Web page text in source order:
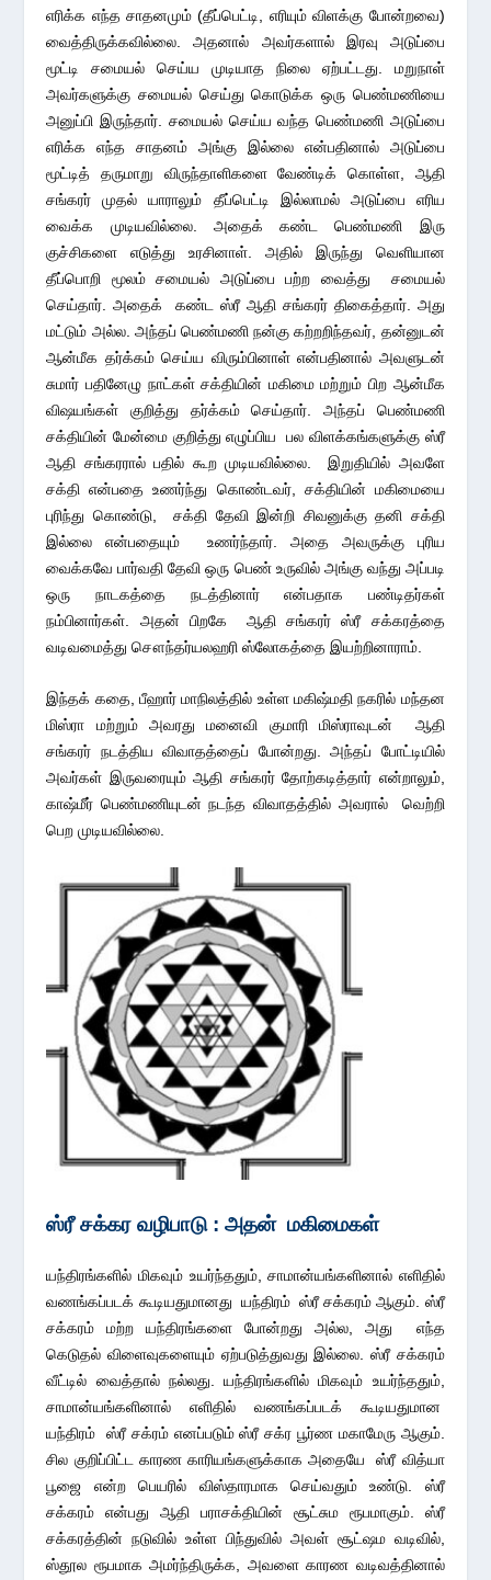
எரிக்க எந்த சாதனமும் (தீப்பெட்டி, எரியும் விளக்கு போன்றவை)
வைத்திருக்கவில்லை. அதனால் அவர்களால் இரவு அடுப்பை
மூட்டி சமையல் செய்ய முடியாத நிலை ஏற்பட்டது. மறுநாள்
அவர்களுக்கு சமையல் செய்து கொடுக்க ஒரு பெண்மணியை
அனுப்பி இருந்தார். சமையல் செய்ய வந்த பெண்மணி அடுப்பை
எரிக்க எந்த சாதனம் அங்கு இல்லை என்பதினால் அடுப்பை
மூட்டித் தருமாறு விருந்தாளிகளை வேண்டிக் கொள்ள, ஆதி
சங்கரர் முதல் யாராலும் தீப்பெட்டி இல்லாமல் அடுப்பை எரிய
வைக்க முடியவில்லை. அதைக் கண்ட பெண்மணி இரு
குச்சிகளை எடுத்து உரசினாள். அதில் இருந்து வெளியான
தீப்பொறி மூலம் சமையல் அடுப்பை பற்ற வைத்து சமையல்
செய்தார். அதைக் கண்ட ஸ்ரீ ஆதி சங்கரர் திகைத்தார். அது
மட்டும் அல்ல. அந்தப் பெண்மணி நன்கு கற்றறிந்தவர், தன்னுடன்
ஆன்மீக தர்க்கம் செய்ய விரும்பினாள் என்பதினால் அவளுடன்
சுமார் பதினேழு நாட்கள் சக்தியின் மகிமை மற்றும் பிற ஆன்மீக
விஷயங்கள் குறித்து தர்க்கம் செய்தார். அந்தப் பெண்மணி
சக்தியின் மேன்மை குறித்து எழுப்பிய பல விளக்கங்களுக்கு ஸ்ரீ
ஆதி சங்கரரால் பதில் கூற முடியவில்லை. இறுதியில் அவளே
சக்தி என்பதை உணர்ந்து கொண்டவர், சக்தியின் மகிமையை
புரிந்து கொண்டு, சக்தி தேவி இன்றி சிவனுக்கு தனி சக்தி
இல்லை என்பதையும் உணர்ந்தார். அதை அவருக்கு புரிய
வைக்கவே பார்வதி தேவி ஒரு பெண் உருவில் அங்கு வந்து அப்படி
ஒரு நாடகத்தை நடத்தினார் என்பதாக பண்டிதர்கள்
நம்பினார்கள். அதன் பிறகே ஆதி சங்கரர் ஸ்ரீ சக்கரத்தை
வடிவமைத்து சௌந்தர்யலஹரி ஸ்லோகத்தை இயற்றினாராம்.
இந்தக் கதை, பீஹார் மாநிலத்தில் உள்ள மகிஷ்மதி நகரில் மந்தன
மிஸ்ரா மற்றும் அவரது மனைவி குமாரி மிஸ்ராவுடன் ஆதி
சங்கரர் நடத்திய விவாதத்தைப் போன்றது. அந்தப் போட்டியில்
அவர்கள் இருவரையும் ஆதி சங்கரர் தோற்கடித்தார் என்றாலும்,
காஷ்மீர் பெண்மணியுடன் நடந்த விவாதத்தில் அவரால் வெற்றி
பெற முடியவில்லை.
ஸ்ரீ சக்கர வழிபாடு: அதன் மகிமைகள்
யந்திரங்களில் மிகவும் உயர்ந்ததும், சாமான்யங்களினால் எளிதில்
வணங்கப்படக் கூடியதுமானது யந்திரம் ஸ்ரீ சக்கரம் ஆகும். ஸ்ரீ
சக்கரம் மற்ற யந்திரங்களை போன்றது அல்ல, அது எந்த
கெடுதல் விளைவுகளையும் ஏற்படுத்துவது இல்லை. ஸ்ரீ சக்கரம்
வீட்டில் வைத்தால் நல்லது. யந்திரங்களில் மிகவும் உயர்ந்ததும்,
சாமான்யங்களினால் எளிதில் வணங்கப்படக் கூடியதுமான
யந்திரம் ஸ்ரீ சக்ரம் எனப்படும் ஸ்ரீ சக்ர பூர்ண மகாமேரு ஆகும்.
சில குறிப்பிட்ட காரண காரியங்களுக்காக அதையே ஸ்ரீ வித்யா
பூஜை என்ற பெயரில் விஸ்தாரமாக செய்வதும் உண்டு. ஸ்ரீ
சக்கரம் என்பது ஆதி பராசக்தியின் சூட்சும ரூபமாகும். ஸ்ரீ
சக்கரத்தின் நடுவில் உள்ள பிந்துவில் அவள் சூட்ஷம வடிவில்,
ஸ்தூல ரூபமாக அமர்ந்திருக்க, அவளை காரண வடிவத்தினால்